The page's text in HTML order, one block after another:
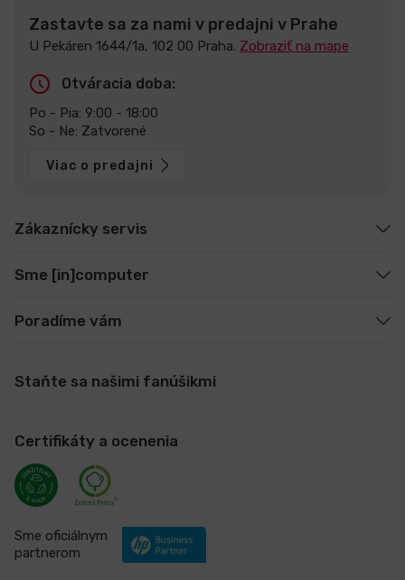
Zastavte sa za nami v predajni v Prahe
U Pekáren 1644/1a, 102 00 Praha. Zobraziť na mape
Otváracia doba:
Po - Pia: 9:00 - 18:00
So - Ne: Zatvorené
Viac o predajni
Zákaznícky servis
Sme [in]computer
Poradíme vám
Staňte sa našimi fanúšikmi
Certifikáty a ocenenia
Sme oficiálnym
partnerom